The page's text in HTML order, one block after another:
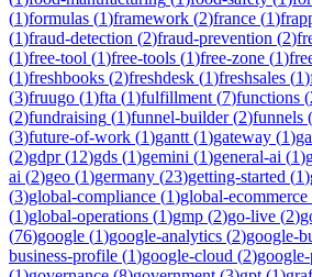
(1)formulas (1)framework (2)france (1)
(1)fraud-detection (2)fraud-prevention (2)
(1)free-tool (1)free-tools (1)free-zone (1)
(1)freshbooks (2)freshdesk (1)freshsales (1)
(3)fruugo (1)fta (1)fulfillment (7)functions (
(2)fundraising (1)funnel-builder(2)funnels (
(3)future-of-work (1)gantt (1)gateway (1)
(2)gdpr(12)gds (1)gemini (1)general-ai (1)
ai (2)geo (1)germany (23)getting-started (1)
(3)global-compliance (1)global-ecommerce
(1)global-operations (1)gmp (2)go-live (2)
(76)google (1)google-analytics (2)google-
business-profile (1)google-cloud (2)